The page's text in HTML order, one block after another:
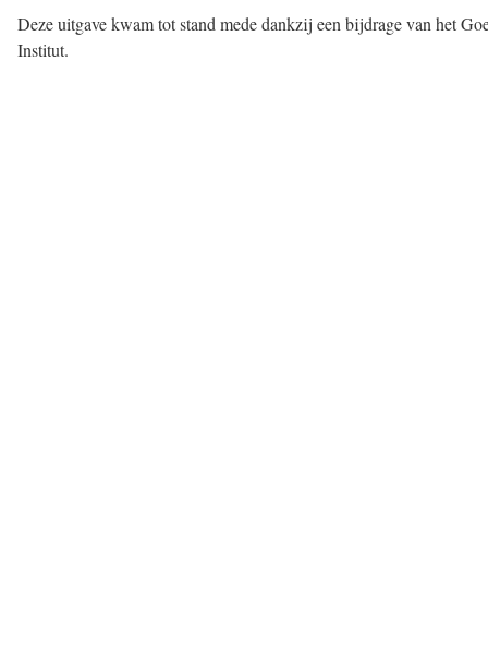
Deze uitgave kwam tot stand mede dankzij een bijdrage van het
Institut.